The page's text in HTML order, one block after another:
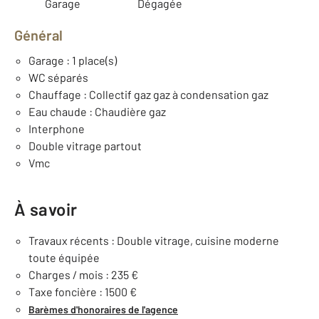
Garage Dégagée
Général
Garage : 1 place(s)
WC séparés
Chauffage : Collectif gaz gaz à condensation gaz
Eau chaude : Chaudière gaz
Interphone
Double vitrage partout
Vmc
À savoir
Travaux récents : Double vitrage, cuisine moderne
toute équipée
Charges / mois : 235 €
Taxe foncière : 1500 €
Barèmes d'honoraires de l'agence